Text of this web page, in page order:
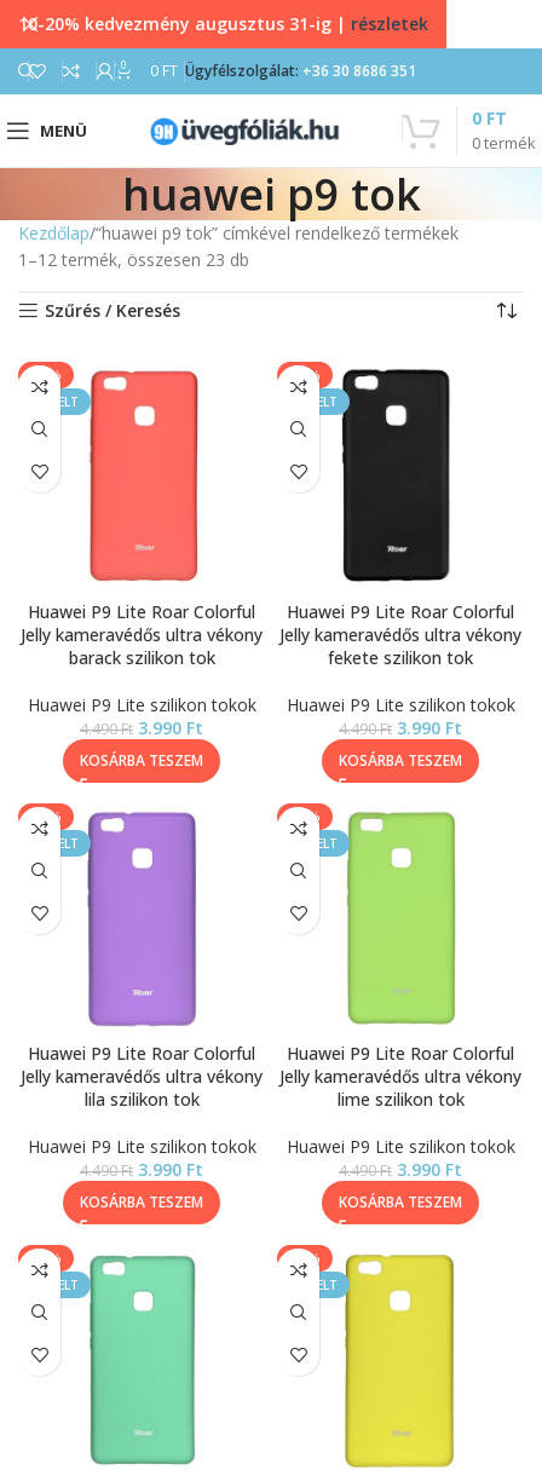
0 0 FT Ügyfélszolgálat: +36 30 8686 351
MENÜ
0termék
0 FT
huawei p9 tok
Kezdőlap “huawei p9 tok” címkével rendelkező termékek
1–12 termék, összesen 23 db
Szűrés / Keresés
-11%
KIEMELT
Huawei P9 Lite Roar Colorful
Jelly kameravédős ultra vékony
barack szilikon tok
Huawei P9 Lite szilikon tokok
4.490Ft 3.990 Ft
KOSÁRBA TESZEM
-11%
KIEMELT
Huawei P9 Lite Roar Colorful
Jelly kameravédős ultra vékony
fekete szilikon tok
Huawei P9 Lite szilikon tokok
4.490Ft 3.990 Ft
KOSÁRBA TESZEM
-11%
KIEMELT
Huawei P9 Lite Roar Colorful
Jelly kameravédős ultra vékony
lila szilikon tok
Huawei P9 Lite szilikon tokok
4.490Ft 3.990 Ft
KOSÁRBA TESZEM
-11%
KIEMELT
Huawei P9 Lite Roar Colorful
Jelly kameravédős ultra vékony
lime szilikon tok
Huawei P9 Lite szilikon tokok
4.490Ft 3.990 Ft
KOSÁRBA TESZEM
-11%
KIEMELT
-11%
KIEMELT
10-20% kedvezmény augusztus 31-ig | részletek